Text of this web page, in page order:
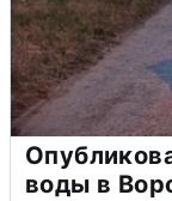
воды в